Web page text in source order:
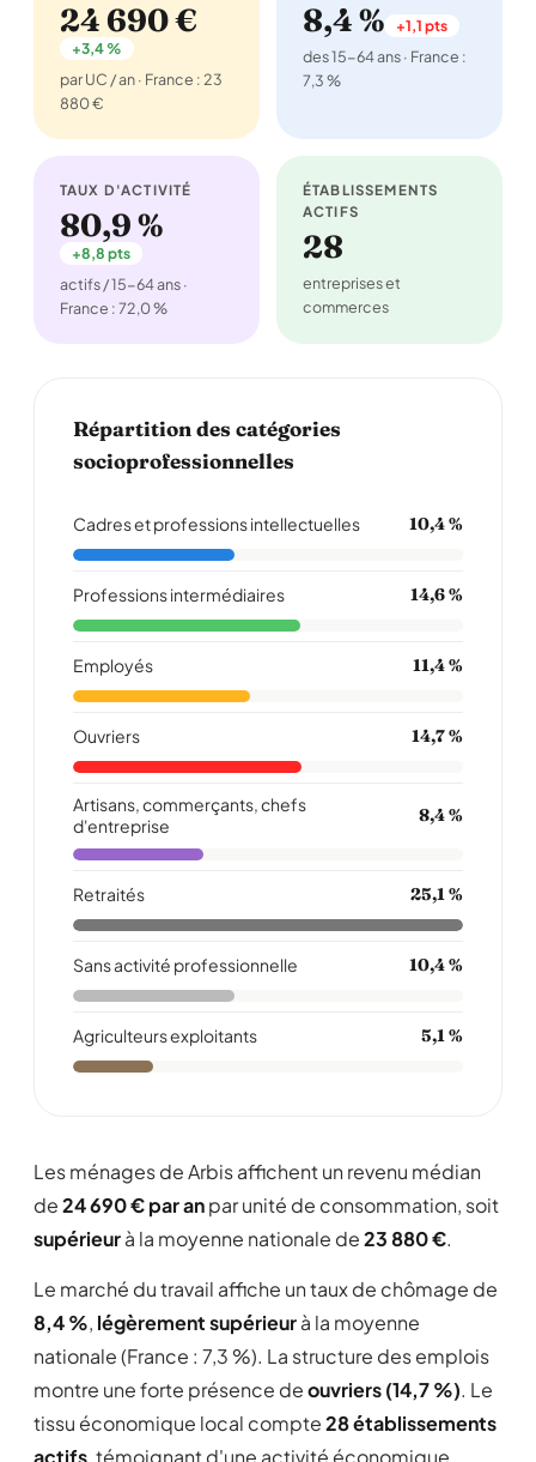
24 690 €
+3,4 %
par UC / an · France : 23
880 €
8,4 % +1,1 pts
des 15-64 ans · France :
7,3 %
TAUX D'ACTIVITÉ
80,9 %
+8,8 pts
actifs / 15-64 ans ·
France : 72,0 %
ÉTABLISSEMENTS
ACTIFS
28
entreprises et
commerces
Répartition des catégories
socioprofessionnelles
Cadres et professions intellectuelles 10,4 %
Professions intermédiaires 14,6 %
Employés 11,4 %
Ouvriers 14,7 %
Artisans, commerçants, chefs
d'entreprise
8,4 %
Retraités 25,1 %
Sans activité professionnelle 10,4 %
Agriculteurs exploitants 5,1 %
Les ménages de Arbis affichent un revenu médian
de24 690 € par anpar unité de consommation, soit
supérieurà la moyenne nationale de23 880 €.
Le marché du travail affiche un taux de chômage de
8,4 %, légèrement supérieurà la moyenne
nationale (France : 7,3 %). La structure des emplois
montre une forte présence deouvriers (14,7 %). Le
tissu économique local compte28 établissements
actifs , témoignant d'une activité économique